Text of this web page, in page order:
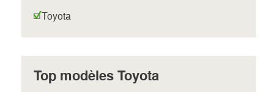
Toyota
Top modèles Toyota